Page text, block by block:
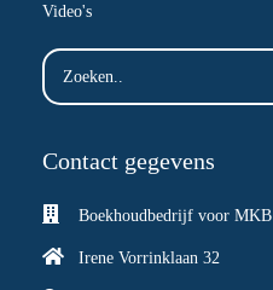
Video's
Contact gegevens
Boekhoudbedrijf voor MKB
Irene Vorrinklaan 32